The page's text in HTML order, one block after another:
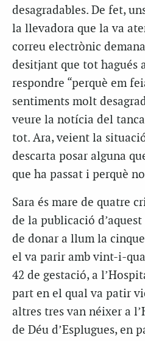
desagradables. De fet,
la llevadora que la va
correu electrònic
desitjant que tot hagués
respondre “perquè em
sentiments molt
veure la notícia del
tot. Ara, veient la
descarta posar alguna
que ha passat i perquè
Sara és mare de quatre
de la publicació
de donar a llum la
el va parir amb vint-i-
42 de gestació, a
part en el qual va patir
altres tres van néixer a
de Déu d’Esplugues, en